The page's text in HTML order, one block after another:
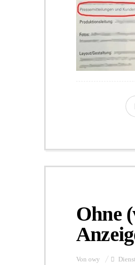
Ohne
Von owy